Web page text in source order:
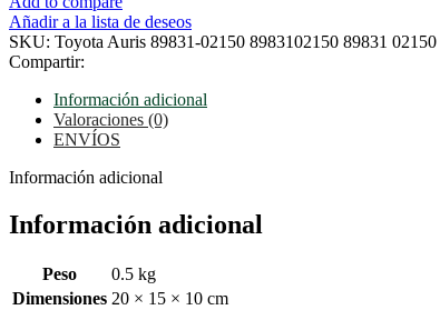
89831
02150
cantidad
Añadir a la lista de deseos
SKU: Toyota Auris 89831-02150 8983102150 89831 02150
Compartir:
Información adicional
Valoraciones (0)
ENVÍOS
Información adicional
Información adicional
Peso
0.5 kg
Dimensiones 20 × 15 × 10 cm